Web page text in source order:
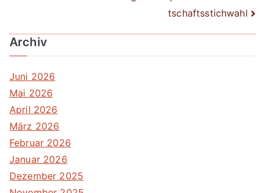
tschaftsstichwahl
Archiv
Juni 2026
Mai 2026
April 2026
März 2026
Februar 2026
Januar 2026
Dezember 2025